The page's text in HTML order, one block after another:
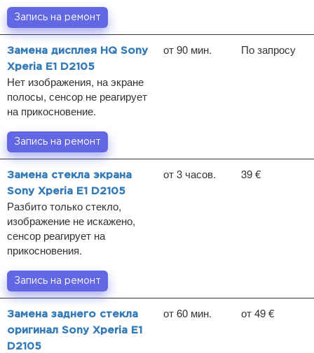
Запись на ремонт
Замена дисплея HQ Sony
Xperia E1 D2105
Нет изображения, на экране
полосы, сенсор не реагирует
на прикосновение.
от 90 мин. По запросу
Запись на ремонт
Замена стекла экрана
Sony Xperia E1 D2105
Разбито только стекло,
изображение не искажено,
сенсор реагирует на
прикосновения.
от 3 часов. 39 €
Запись на ремонт
Замена заднего стекла
оригинал Sony Xperia E1
D2105
от 60 мин. от 49 €